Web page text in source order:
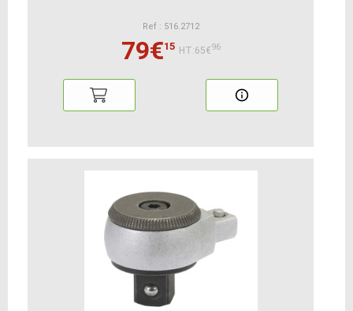
Ref : 516.2712
79€15 HT:65€96